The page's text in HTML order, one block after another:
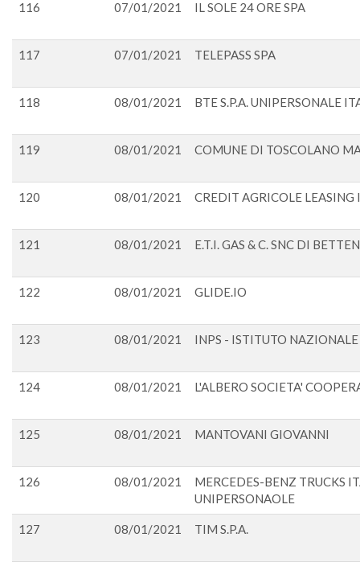
116 07/01/2021 IL SOLE 24 ORE SPA
117 07/01/2021 TELEPASS SPA
118 08/01/2021 BTE S.P.A. UNIPERSONALE
119 08/01/2021 COMUNE DI TOSCOLANO
120 08/01/2021 CREDIT AGRICOLE LEASING
121 08/01/2021 E.T.I. GAS & C. SNC DI
122 08/01/2021 GLIDE.IO
123 08/01/2021 INPS - ISTITUTO
124 08/01/2021 L'ALBERO SOCIETA'
125 08/01/2021 MANTOVANI GIOVANNI
126 08/01/2021
MERCEDES-BENZ TRUCKS
UNIPERSONAOLE
127 08/01/2021 TIM S.P.A.